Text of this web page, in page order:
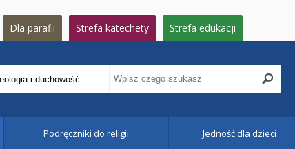
Dla parafii Strefa katechety Strefa edukacji
Podręczniki do religii Jedność dla dzieci